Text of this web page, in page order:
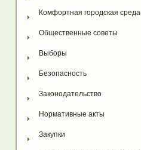
Комфортная городская среда
Общественные советы
Выборы
Безопасность
Законодательство
Нормативные акты
Закупки